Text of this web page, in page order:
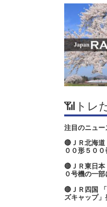
📶トレ
注目のニュー
🔴ＪＲ北海道
００形５０
🔴ＪＲ東日
０号機の一
🔴ＪＲ四国
ズキャップ」